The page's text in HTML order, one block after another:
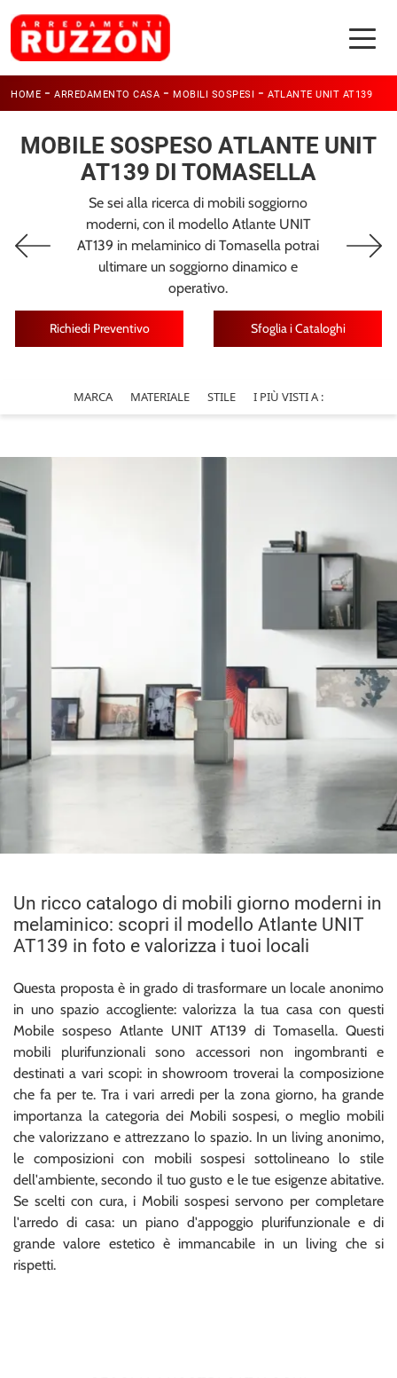
HOME - ARREDAMENTO CASA - MOBILI SOSPESI - ATLANTE UNIT AT139
MOBILE SOSPESO ATLANTE UNIT
AT139 DI TOMASELLA
Se sei alla ricerca di mobili soggiorno
moderni, con il modello Atlante UNIT
AT139 in melaminico di Tomasella potrai
ultimare un soggiorno dinamico e
operativo.
Richiedi Preventivo Sfoglia i Cataloghi
MARCA MATERIALE STILE I PIÙ VISTI A :
Un ricco catalogo di mobili giorno moderni in
melaminico: scopri il modello Atlante UNIT
AT139 in foto e valorizza i tuoi locali
Questa proposta è in grado di trasformare un locale anonimo
in uno spazio accogliente: valorizza la tua casa con questi
Mobile sospeso Atlante UNIT AT139 di Tomasella. Questi
mobili plurifunzionali sono accessori non ingombranti e
destinati a vari scopi: in showroom troverai la composizione
che fa per te. Tra i vari arredi per la zona giorno, ha grande
importanza la categoria dei Mobili sospesi, o meglio mobili
che valorizzano e attrezzano lo spazio. In un living anonimo,
le composizioni con mobili sospesi sottolineano lo stile
dell'ambiente, secondo il tuo gusto e le tue esigenze abitative.
Se scelti con cura, i Mobili sospesi servono per completare
l'arredo di casa: un piano d'appoggio plurifunzionale e di
grande valore estetico è immancabile in un living che si
rispetti.